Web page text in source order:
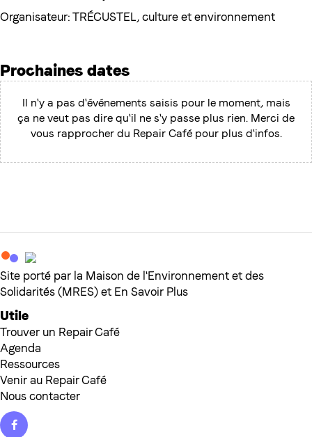
Organisateur: TRÉCUSTEL, culture et environnement
Prochaines dates
Il n'y a pas d'événements saisis pour le moment, mais
ça ne veut pas dire qu'il ne s'y passe plus rien. Merci de
vous rapprocher du Repair Café pour plus d'infos.
Site porté par la Maison de l'Environnement et des
Solidarités (MRES) et En Savoir Plus
Utile
Trouver un Repair Café
Agenda
Ressources
Venir au Repair Café
Nous contacter
Facebook